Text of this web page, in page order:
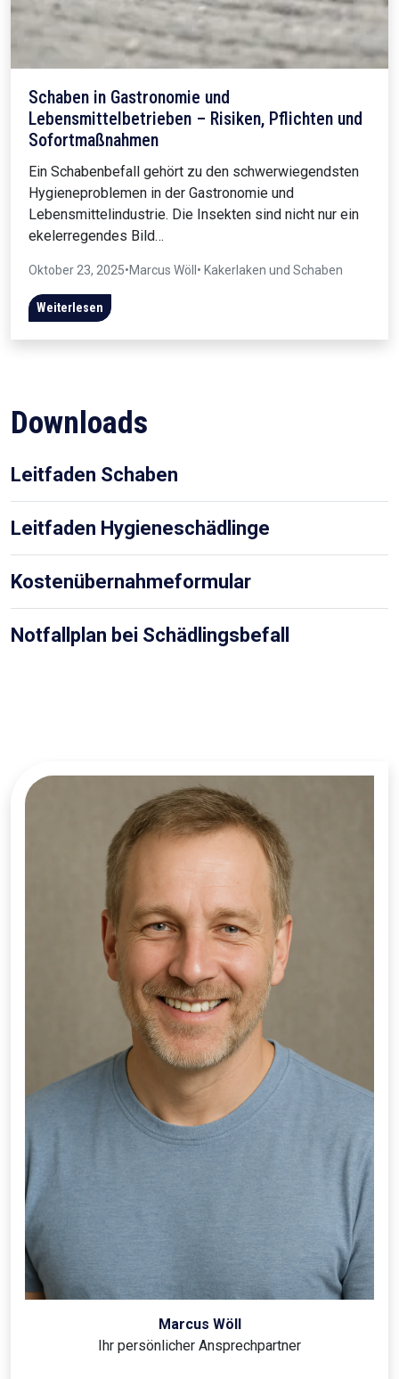
Schaben in Gastronomie und
Lebensmittelbetrieben – Risiken, Pflichten und
Sofortmaßnahmen
Ein Schabenbefall gehört zu den schwerwiegendsten
Hygieneproblemen in der Gastronomie und
Lebensmittelindustrie. Die Insekten sind nicht nur ein
ekelerregendes Bild…
Oktober 23, 2025•Marcus Wöll • Kakerlaken und Schaben
Weiterlesen
Downloads
Leitfaden Schaben
Leitfaden Hygieneschädlinge
Kostenübernahmeformular
Notfallplan bei Schädlingsbefall
Marcus Wöll
Ihr persönlicher Ansprechpartner